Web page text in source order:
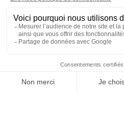
MENTIONS
POLITIQUE DE
POLITIQUE EN MATIÈRE